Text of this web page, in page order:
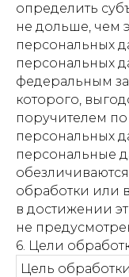
определить
не дольше, чем
персональных
персональных
федеральным
которого,
поручителем по
персональных
персональные
обработки или
в достижении
не
6. Цели
Цель обработки